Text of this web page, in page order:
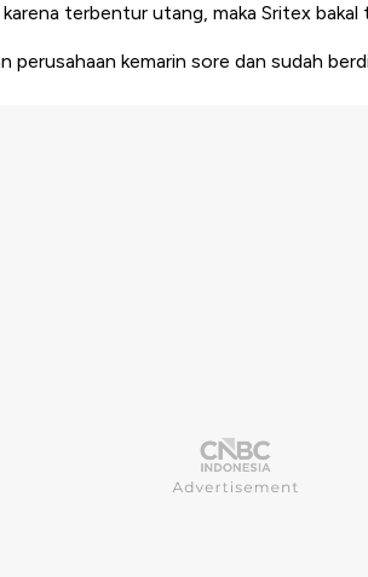
terbentur utang, maka Sritex bakal
perusahaan kemarin sore dan sudah